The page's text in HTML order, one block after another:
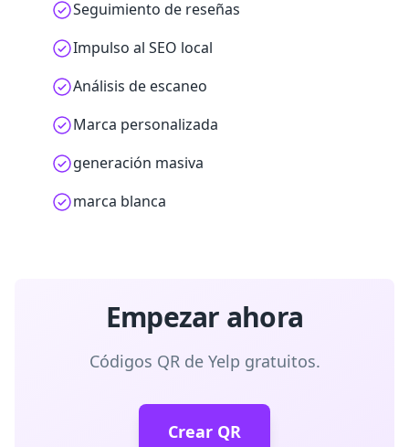
Seguimiento de reseñas
Impulso al SEO local
Análisis de escaneo
Marca personalizada
generación masiva
marca blanca
Empezar ahora
Códigos QR de Yelp gratuitos.
Crear QR